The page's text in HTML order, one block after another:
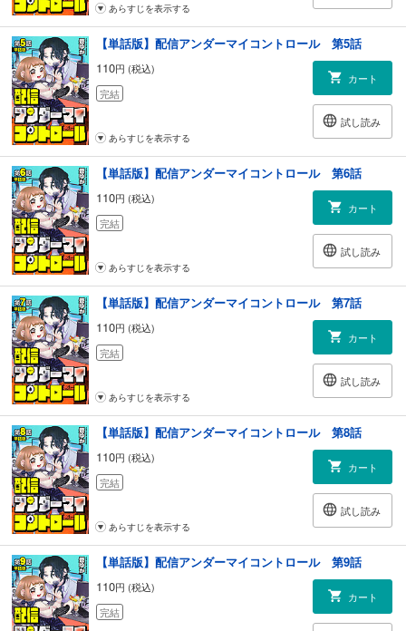
あらすじを表示する
【単話版】配信アンダーマイコントロール 第5話
110円 (税込)
完結
カート
試し読み
あらすじを表示する
【単話版】配信アンダーマイコントロール 第6話
110円 (税込)
完結
カート
試し読み
あらすじを表示する
【単話版】配信アンダーマイコントロール 第7話
110円 (税込)
完結
カート
試し読み
あらすじを表示する
【単話版】配信アンダーマイコントロール 第8話
110円 (税込)
完結
カート
試し読み
あらすじを表示する
【単話版】配信アンダーマイコントロール 第9話
110円 (税込)
完結
カート